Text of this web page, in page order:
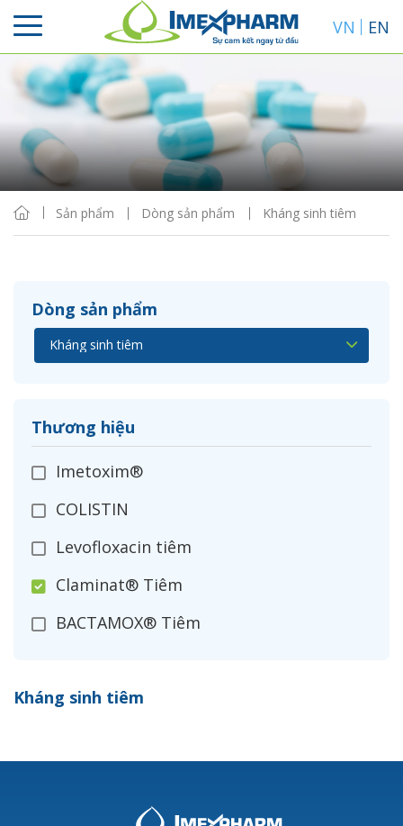
VN EN
Sản phẩm Dòng sản phẩm Kháng sinh tiêm
Dòng sản phẩm
Thương hiệu
Imetoxim®
COLISTIN
Levofloxacin tiêm
Claminat® Tiêm
BACTAMOX® Tiêm
Ceftizoxim®
Kháng sinh tiêm
Sắp xếp
Hiển thị